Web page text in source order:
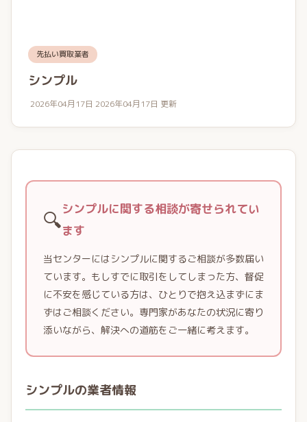
先払い買取業者
シンプル
2026年04月17日 2026年04月17日 更新
🔍シンプルに関する相談が寄せられてい
ます
当センターにはシンプルに関するご相談が多数届い
ています。もしすでに取引をしてしまった方、督促
に不安を感じている方は、ひとりで抱え込まずにま
ずはご相談ください。専門家があなたの状況に寄り
添いながら、解決への道筋をご一緒に考えます。
シンプルの業者情報